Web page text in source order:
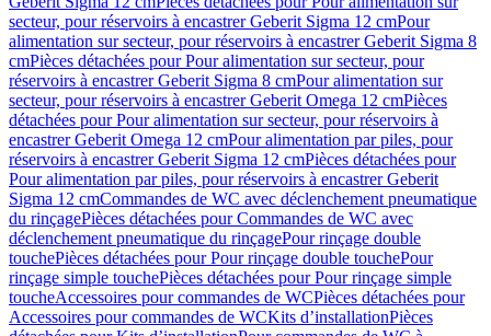
secteur, pour réservoirs à encastrer Geberit Sigma 12 cmPour
alimentation sur secteur, pour réservoirs à encastrer Geberit Sigma 8
cmPièces détachées pour Pour alimentation sur secteur, pour
réservoirs à encastrer Geberit Sigma 8 cmPour alimentation sur
secteur, pour réservoirs à encastrer Geberit Omega 12 cmPièces
détachées pour Pour alimentation sur secteur, pour réservoirs à
encastrer Geberit Omega 12 cmPour alimentation par piles, pour
réservoirs à encastrer Geberit Sigma 12 cmPièces détachées pour
Pour alimentation par piles, pour réservoirs à encastrer Geberit
Sigma 12 cmCommandes de WC avec déclenchement pneumatique
du rinçagePièces détachées pour Commandes de WC avec
déclenchement pneumatique du rinçagePour rinçage double
touchePièces détachées pour Pour rinçage double touchePour
rinçage simple touchePièces détachées pour Pour rinçage simple
toucheAccessoires pour commandes de WCPièces détachées pour
Accessoires pour commandes de WCKits d’installationPièces